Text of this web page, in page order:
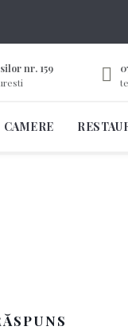
nr. 159
CAMERE